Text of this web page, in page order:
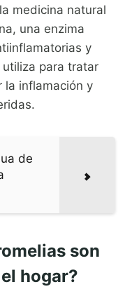
medicina natural
una enzima
y
para tratar
la inflamación y
de
son
hogar?